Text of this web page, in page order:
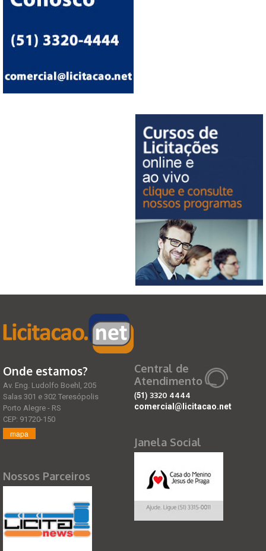
Onde estamos?
Av. Eng. Ludolfo Boehl, 205
Salas 301 e 302 Teresópolis
Porto Alegre - RS
CEP: 91720-150
mapa
Nossos Parceiros
Central de
Atendimento
(51) 3320 4444
comercial@licitacao.net
Janela Social